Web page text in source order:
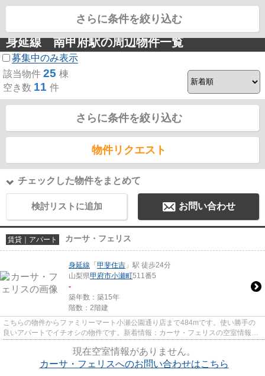
身延線 南甲府駅の周辺物件一覧
募集中のみ表示
該当物件 25 棟
空き数 11 件
さらに条件を絞り込む
物件リクエスト
チェックした物件をまとめて
検討リストに追加 お問い合わせ
賃貸｜アパート カーサ・フェリス
身延線 「 甲斐住吉 」駅 徒歩24分
山梨県甲府市小瀬町511番5
-
築年数：築15年
階数：2階建
こちらの物件からファミリーマート小瀬公園通り店まで484mです。使い勝手の
良いアパートでイチオシの物件です。新着情報：カーサ・フェリスの空室情報な
現在空室情報がありません。
カーサ・フェリスへのお問い合わせはこちら
さらに条件を絞り込む